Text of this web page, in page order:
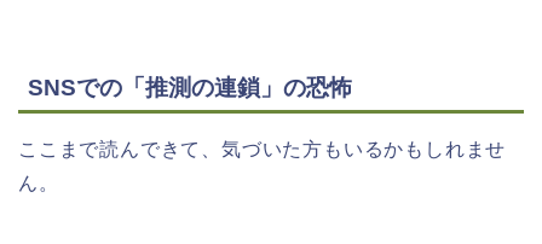
SNSでの「推測の連鎖」の恐怖
ここまで読んできて、気づいた方もいるかもしれませ
ん。